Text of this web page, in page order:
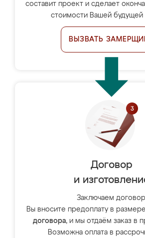
составит проект и сделает
стоимости Вашей будущей
ВЫЗВАТЬ
Договор
и
Заключаем
Вы вносите предоплату в размере
договора, и мы отдаём заказ в
Возможна оплата в